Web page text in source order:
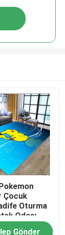
Çocuk
Oturma
Odası
Zemin
Gönder